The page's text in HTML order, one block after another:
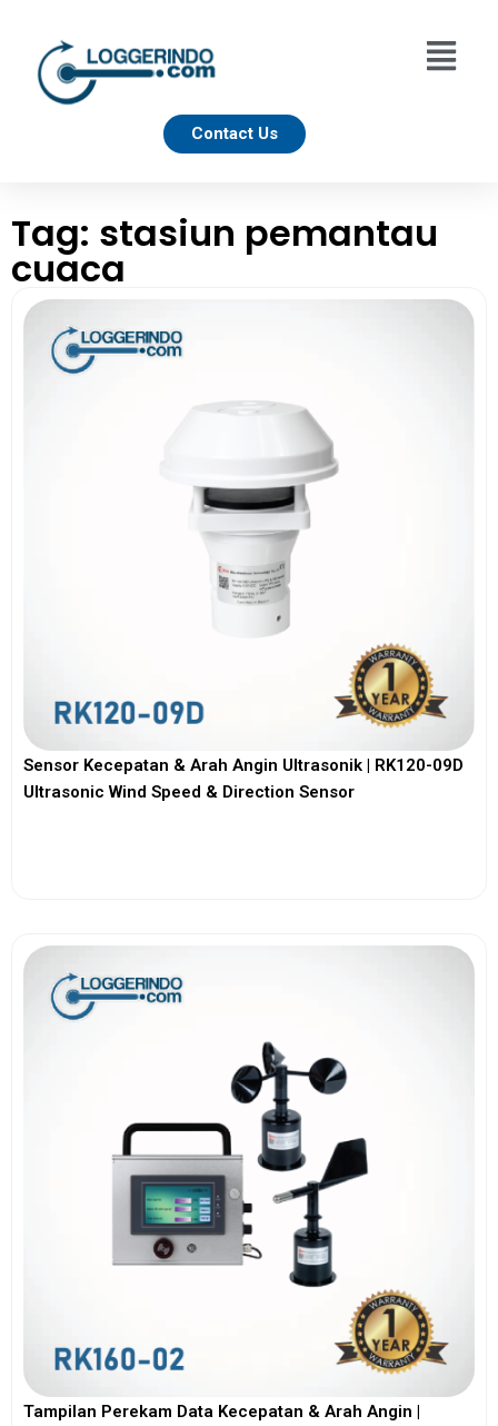
Contact Us
Tag: stasiun pemantau
cuaca
Sensor Kecepatan & Arah Angin Ultrasonik | RK120-09D
Ultrasonic Wind Speed & Direction Sensor
Tampilan Perekam Data Kecepatan & Arah Angin |